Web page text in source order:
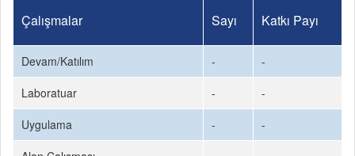
Çalışmalar Sayı Katkı Payı
Devam/Katılım -
-
Laboratuar
-
-
Uygulama
-
-